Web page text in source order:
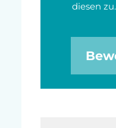
diesen zu.